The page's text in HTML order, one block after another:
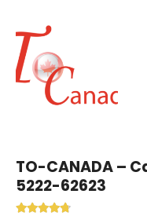
TO-CANADA –
5222-62623